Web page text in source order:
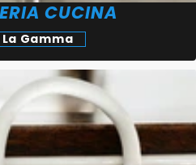
CUCINA
Gamma